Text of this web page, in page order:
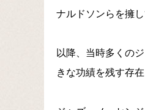
ナルドソンらを擁
以降、当時多くの
きな功績を残す存